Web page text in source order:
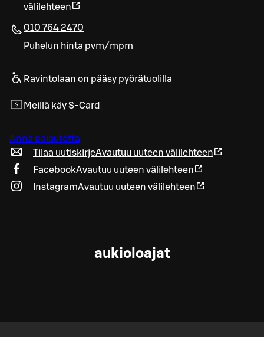
välilehteen
010 764 2470
Puhelun hinta pvm/mpm
Ravintolaan on pääsy pyörätuolilla
Meillä käy S-Card
Anna palautetta
Tilaa uutiskirjeAvautuu uuteen välilehteen
FacebookAvautuu uuteen välilehteen
InstagramAvautuu uuteen välilehteen
aukioloajat